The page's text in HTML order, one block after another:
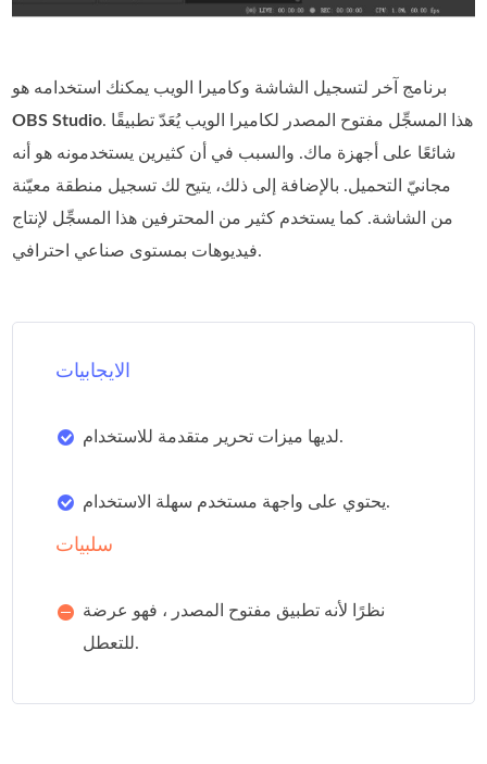
برنامج آخر لتسجيل الشاشة وكاميرا الويب يمكنك استخدامه هو
OBS Studio. هذا المسجِّل مفتوح المصدر لكاميرا الويب يُعَدّ تطبيقًا
شائعًا على أجهزة ماك. والسبب في أن كثيرين يستخدمونه هو أنه
مجانيّ التحميل. بالإضافة إلى ذلك، يتيح لك تسجيل منطقة معيّنة
من الشاشة. كما يستخدم كثير من المحترفين هذا المسجِّل لإنتاج
فيديوهات بمستوى صناعي احترافي.
الايجابيات
لديها ميزات تحرير متقدمة للاستخدام.
يحتوي على واجهة مستخدم سهلة الاستخدام.
سلبيات
نظرًا لأنه تطبيق مفتوح المصدر ، فهو عرضة
للتعطل.